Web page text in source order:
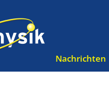
Nachrichten